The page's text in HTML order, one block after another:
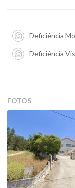
Deficiência
Deficiência
FOTOS